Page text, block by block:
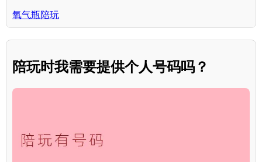
氧气瓶陪玩
陪玩时我需要提供个人号码吗？